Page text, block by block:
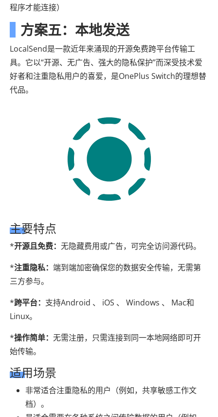
程序才能连接）
方案五：本地发送
LocalSend是一款近年来涌现的开源免费跨平台传输工
具。它以“开源、无广告、强大的隐私保护”而深受技术爱
好者和注重隐私用户的喜爱，是OnePlus Switch的理想替
代品。
主要特点
*开源且免费： 无隐藏费用或广告，可完全访问源代码。
*注重隐私： 端到端加密确保您的数据安全传输，无需第
三方参与。
*跨平台： 支持Android 、 iOS 、 Windows 、 Mac和
Linux。
*操作简单： 无需注册，只需连接到同一本地网络即可开
始传输。
适用场景
非常适合注重隐私的用户（例如，共享敏感工作文
档）。